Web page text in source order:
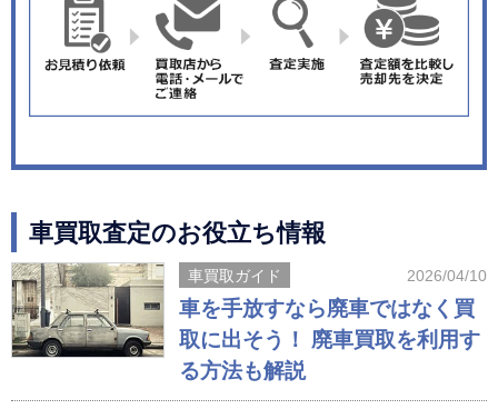
車買取査定のお役立ち情報
車買取ガイド 2026/04/10
車を手放すなら廃車ではなく買
取に出そう！ 廃車買取を利用す
る方法も解説